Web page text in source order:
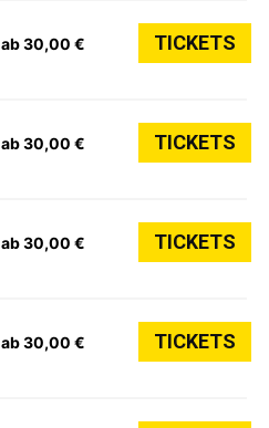
ab 30,00 € TICKETS
ab 30,00 € TICKETS
ab 30,00 € TICKETS
ab 30,00 € TICKETS